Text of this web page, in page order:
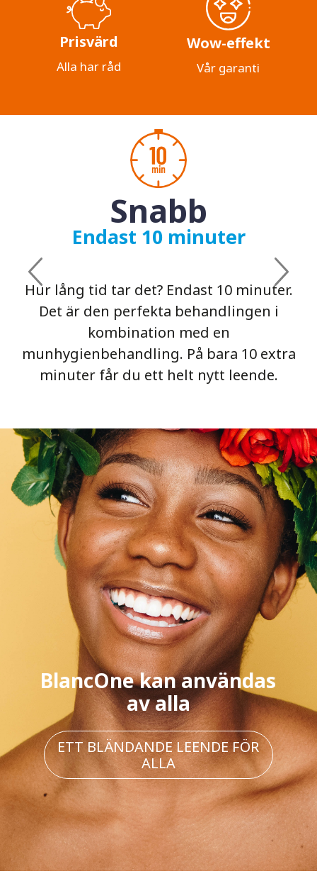
Prisvärd
Alla har råd
Wow-effekt
Vår garanti
Snabb
Endast 10 minuter
Hur lång tid tar det? Endast 10 minuter.
Det är den perfekta behandlingen i
kombination med en
munhygienbehandling. På bara 10 extra
minuter får du ett helt nytt leende.
BlancOne kan användas
av alla
ETT BLÄNDANDE LEENDE FÖR
ALLA